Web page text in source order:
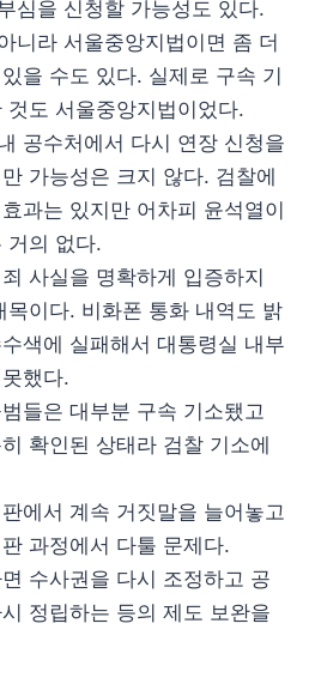
심을 신청할 가능성도 있다.
니라 서울중앙지법이면 좀 더
을 수도 있다. 실제로 구속 기
것도 서울중앙지법이었다.
공수처에서 다시 연장 신청을
가능성은 크지 않다. 검찰에
과는 있지만 어차피 윤석열이
거의 없다.
사실을 명확하게 입증하지
목이다. 비화폰 통화 내역도 밝
색에 실패해서 대통령실 내부
했다.
들은 대부분 구속 기소됐고
확인된 상태라 검찰 기소에
에서 계속 거짓말을 늘어놓고
과정에서 다툴 문제다.
수사권을 다시 조정하고 공
정립하는 등의 제도 보완을